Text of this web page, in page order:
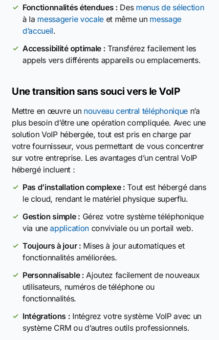
Fonctionnalités étendues : Des menus de sélection
à la messagerie vocaleet même un message
d’accueil.
Accessibilité optimale : Transférez facilement les
appels vers différents appareils ou emplacements.
Une transition sans souci vers le VoIP
Mettre en œuvre un nouveau central téléphoniquen’a
plus besoin d’être une opération compliquée. Avec une
solution VoIP hébergée, tout est pris en charge par
votre fournisseur, vous permettant de vous concentrer
sur votre entreprise. Les avantages d’un central VoIP
hébergé incluent :
Pas d’installation complexe : Tout est hébergé dans
le cloud, rendant le matériel physique superflu.
Gestion simple : Gérez votre système téléphonique
via uneapplicationconviviale ou un portail web.
Toujours à jour : Mises à jour automatiques et
fonctionnalités améliorées.
Personnalisable : Ajoutez facilement de nouveaux
utilisateurs, numéros de téléphone ou
fonctionnalités.
Intégrations : Intégrez votre système VoIP avec un
système CRM ou d’autres outils professionnels.